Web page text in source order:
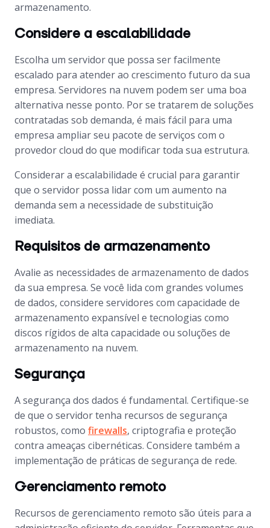
armazenamento.
Considere a escalabilidade
Escolha um servidor que possa ser facilmente
escalado para atender ao crescimento futuro da sua
empresa. Servidores na nuvem podem ser uma boa
alternativa nesse ponto. Por se tratarem de soluções
contratadas sob demanda, é mais fácil para uma
empresa ampliar seu pacote de serviços com o
provedor cloud do que modificar toda sua estrutura.
Considerar a escalabilidade é crucial para garantir
que o servidor possa lidar com um aumento na
demanda sem a necessidade de substituição
imediata.
Requisitos de armazenamento
Avalie as necessidades de armazenamento de dados
da sua empresa. Se você lida com grandes volumes
de dados, considere servidores com capacidade de
armazenamento expansível e tecnologias como
discos rígidos de alta capacidade ou soluções de
armazenamento na nuvem.
Segurança
A segurança dos dados é fundamental. Certifique-se
de que o servidor tenha recursos de segurança
robustos, como firewalls, criptografia e proteção
contra ameaças cibernéticas. Considere também a
implementação de práticas de segurança de rede.
Gerenciamento remoto
Recursos de gerenciamento remoto são úteis para a